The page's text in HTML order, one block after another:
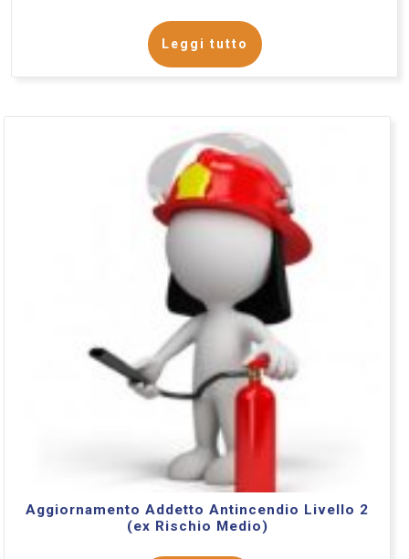
Leggi tutto
Aggiornamento Addetto Antincendio Livello 2
(ex Rischio Medio)